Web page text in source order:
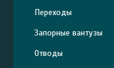
Переходы
Запорные вантузы
Отводы